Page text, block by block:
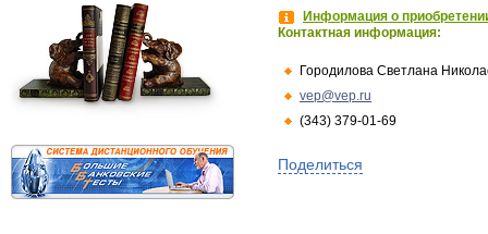
Информация о
Контактная информация:
Городилова Светлана
vep@vep.ru
(343) 379-01-69
Поделиться